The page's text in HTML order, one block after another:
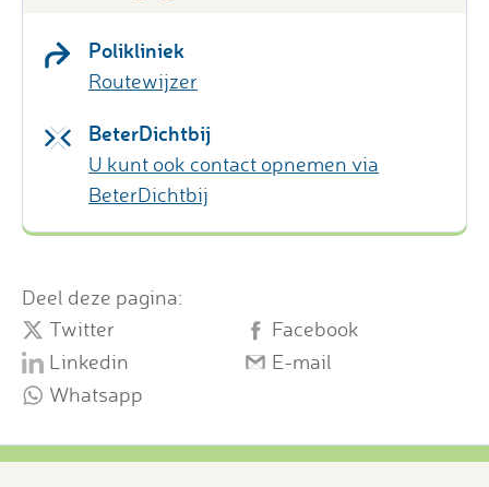
Polikliniek
Routewijzer
BeterDichtbij
U kunt ook contact opnemen via
BeterDichtbij
Deel deze pagina:
Twitter
Facebook
Linkedin
E-mail
Whatsapp